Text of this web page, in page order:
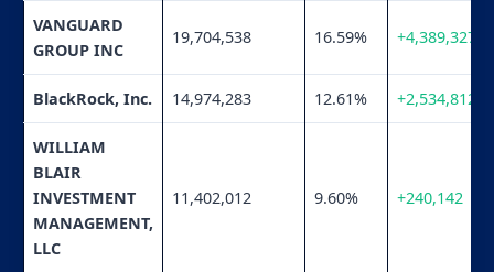
VANGUARD
GROUP INC
19,704,538 16.59% +4,389,327
BlackRock, Inc. 14,974,283 12.61% +2,534,812
WILLIAM
BLAIR
INVESTMENT
MANAGEMENT,
LLC
11,402,012 9.60% +240,142